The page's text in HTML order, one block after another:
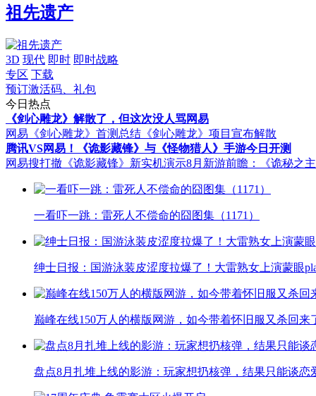
祖先遗产
3D 现代 即时 即时战略
专区 下载
预订激活码、礼包
今日热点
《剑心雕龙》解散了，但这次没人骂网易
网易《剑心雕龙》首测总结 《剑心雕龙》项目宣布解散
腾讯VS网易！《诡影藏锋》与《怪物猎人》手游今日开测
网易搜打撤《诡影藏锋》新实机演示8月新游前瞻：《诡秘之
一看吓一跳：雷死人不偿命的囧图集（1171）
绅士日报：国游泳装皮涩度拉爆了！大雷熟女上演蒙眼
巅峰在线150万人的横版网游，如今带着怀旧服又杀回来
盘点8月扎堆上线的影游：玩家想扔核弹，结果只能谈恋